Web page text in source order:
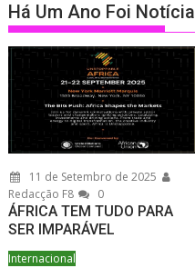
Há Um Ano Foi Notícia
11 de Setembro de 2025
Redacção F8
0
ÁFRICA TEM TUDO PARA
SER IMPARÁVEL
Internacional